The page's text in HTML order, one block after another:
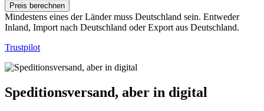
Preis berechnen
Mindestens eines der Länder muss Deutschland sein. Entweder
Inland, Import nach Deutschland oder Export aus Deutschland.
Trustpilot
Speditionsversand, aber in digital